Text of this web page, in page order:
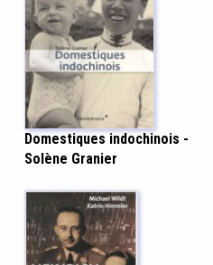
Domestiques indochinois -
Solène Granier